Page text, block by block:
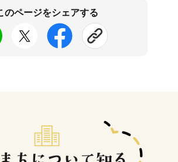
のページをシェアする